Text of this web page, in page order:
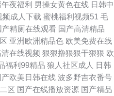
夜福利 男操女黄色在线 日韩中
频成人下载 蜜桃福利视频51 毛
产精厕在线观看 国产高清精品
亚洲欧洲精品色 欧美免费在线
清在线视频 狠狠撸狠狠干狠狠 欧
福利99精品 狼人社区成人
日韩
产欧美日韩在线 波多野吉衣番号
区 国产在线播放资源 国产精品